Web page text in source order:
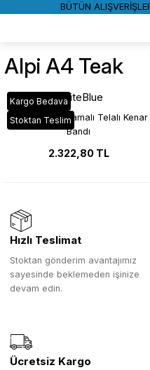
BÜTÜN
Alpi A4 Teak
Kargo Bedava
Stoktan Teslim
WhiteBlue
Alpi Teak Kaplamalı Telalı Kenar
Bandı
2.322,80 TL
Hızlı Teslimat
Stoktan gönderim avantajımız
sayesinde beklemeden işinize
devam edin.
Ücretsiz Kargo